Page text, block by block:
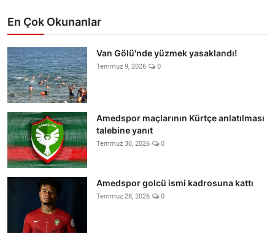
En Çok Okunanlar
Van Gölü'nde yüzmek yasaklandı!
Temmuz 9, 2026 0
Amedspor maçlarının Kürtçe anlatılması
talebine yanıt
Temmuz 30, 2026 0
Amedspor golcü ismi kadrosuna kattı
Temmuz 28, 2026 0